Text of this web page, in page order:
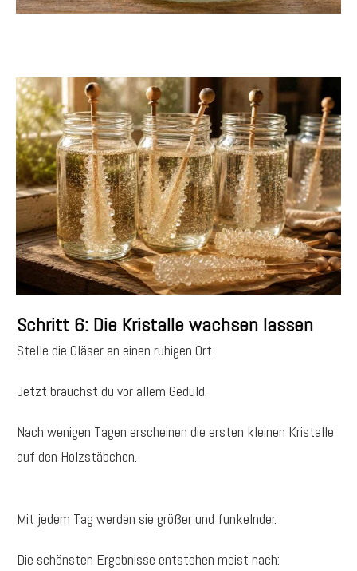
Schritt 6: Die Kristalle wachsen lassen
Stelle die Gläser an einen ruhigen Ort.
Jetzt brauchst du vor allem Geduld.
Nach wenigen Tagen erscheinen die ersten kleinen Kristalle
auf den Holzstäbchen.
Mit jedem Tag werden sie größer und funkelnder.
Die schönsten Ergebnisse entstehen meist nach: